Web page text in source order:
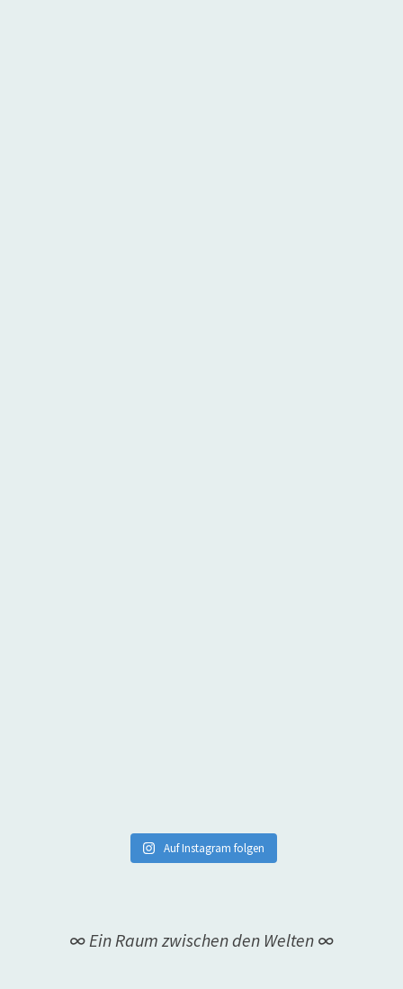
Auf Instagram folgen
∞ Ein Raum zwischen den Welten ∞